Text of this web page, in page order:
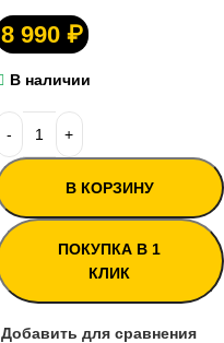
8 990 ₽
В наличии
В КОРЗИНУ
ПОКУПКА В 1
КЛИК
Добавить для сравнения